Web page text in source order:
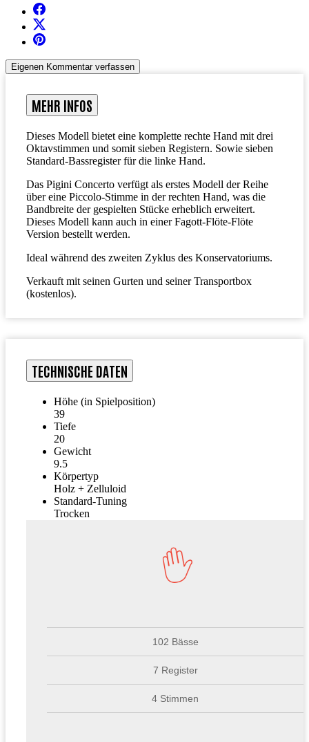
Eigenen Kommentar verfassen
MEHR INFOS
Dieses Modell bietet eine komplette rechte Hand mit drei
Oktavstimmen und somit sieben Registern. Sowie sieben
Standard-Bassregister für die linke Hand.
Das Pigini Concerto verfügt als erstes Modell der Reihe
über eine Piccolo-Stimme in der rechten Hand, was die
Bandbreite der gespielten Stücke erheblich erweitert.
Dieses Modell kann auch in einer Fagott-Flöte-Flöte
Version bestellt werden.
Ideal während des zweiten Zyklus des Konservatoriums.
Verkauft mit seinen Gurten und seiner Transportbox
(kostenlos).
TECHNISCHE DATEN
Höhe (in Spielposition)
39
Tiefe
20
Gewicht
9.5
Körpertyp
Holz + Zelluloid
Standard-Tuning
Trocken
102 Bässe
7 Register
4 Stimmen